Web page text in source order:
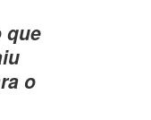
que
o